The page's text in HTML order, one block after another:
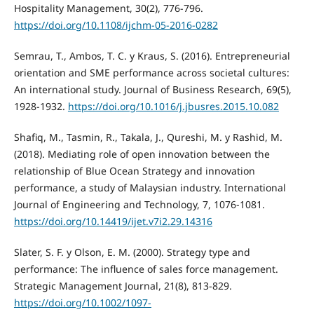
Hospitality Management, 30(2), 776-796.
https://doi.org/10.1108/ijchm-05-2016-0282
Semrau, T., Ambos, T. C. y Kraus, S. (2016). Entrepreneurial
orientation and SME performance across societal cultures:
An international study. Journal of Business Research, 69(5),
1928-1932. https://doi.org/10.1016/j.jbusres.2015.10.082
Shafiq, M., Tasmin, R., Takala, J., Qureshi, M. y Rashid, M.
(2018). Mediating role of open innovation between the
relationship of Blue Ocean Strategy and innovation
performance, a study of Malaysian industry. International
Journal of Engineering and Technology, 7, 1076-1081.
https://doi.org/10.14419/ijet.v7i2.29.14316
Slater, S. F. y Olson, E. M. (2000). Strategy type and
performance: The influence of sales force management.
Strategic Management Journal, 21(8), 813-829.
https://doi.org/10.1002/1097-